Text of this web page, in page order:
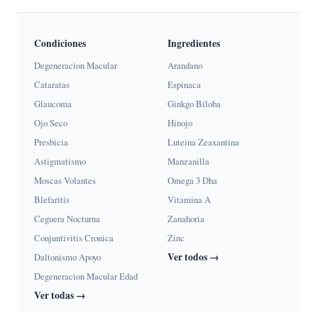
Condiciones
Degeneracion Macular
Cataratas
Glaucoma
Ojo Seco
Presbicia
Astigmatismo
Moscas Volantes
Blefaritis
Ceguera Nocturna
Conjuntivitis Cronica
Daltonismo Apoyo
Degeneracion Macular Edad
Ver todas →
Ingredientes
Arandano
Espinaca
Ginkgo Biloba
Hinojo
Luteina Zeaxantina
Manzanilla
Omega 3 Dha
Vitamina A
Zanahoria
Zinc
Ver todos →